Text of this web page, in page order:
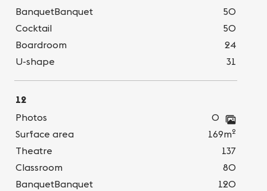
BanquetBanquet
50
Cocktail
50
Boardroom
24
U-shape
31
12
Photos
0
Surface area
169m2
Theatre
137
Classroom
80
BanquetBanquet
120